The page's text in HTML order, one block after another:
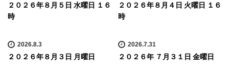
２０２６年８月５日 水曜日 １６
時
２０２６年８月４日 火曜日 １６
時
2026.8.3
２０２６年８月３日 月曜日
2026.7.31
２０２６年 ７月３１日 金曜日